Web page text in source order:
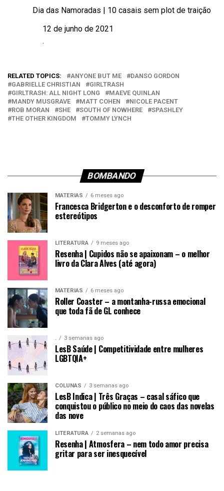
Dia das Namoradas | 10 casais sem plot de traição
Data12 de junho de 2021
Em relação a
.
RELATED TOPICS: ANYONE BUT ME
DANSO GORDON
GABRIELLE CHRISTIAN
GIRLTRASH
GIRLTRASH: ALL NIGHT LONG
MAEVE QUINLAN
MANDY MUSGRAVE
MATT COHEN
NICOLE PACENT
ROB MORAN
SHE SOUTH OF NOWHERE
SPASHLEY
THE OTHER KINGDOM
TOMMY LYNCH
BOMBANDO
MATÉRIAS 6 meses ago
Francesca Bridgerton e o desconforto de romper
estereótipos
LITERATURA 9 meses ago
Resenha | Cupidos não se apaixonam – o melhor
livro da Clara Alves (até agora)
MATÉRIAS 6 meses ago
Roller Coaster – a montanha-russa emocional
que toda fã de GL conhece
. 3 semanas ago
LesB Saúde | Competitividade entre mulheres
LGBTQIA+
COLUNAS 3 semanas ago
LesB Indica | Três Graças – casal sáfico que
conquistou o público no meio do caos das novelas
das nove
LITERATURA 2 semanas ago
Resenha | Atmosfera – nem todo amor precisa
gritar para ser inesquecível